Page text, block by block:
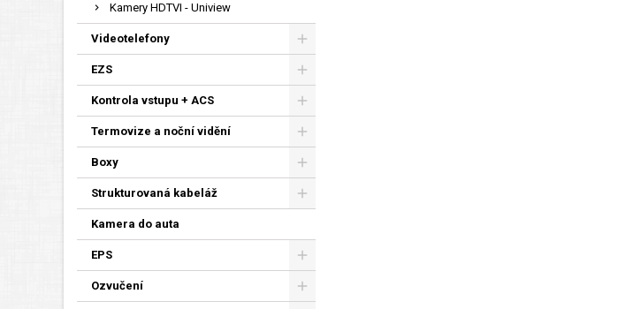
Kamery HDTVI - Uniview
Videotelefony
EZS
Kontrola vstupu + ACS
Termovize a noční vidění
Boxy
Strukturovaná kabeláž
Kamera do auta
EPS
Ozvučení